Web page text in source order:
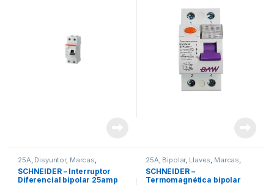
25A Disyuntor, Marcas
Materiales Eléctricos Schneider
Seguridad,Tableros y Gabinetes
Térmicas
SCHNEIDER – Interruptor
Diferencial bipolar 25amp
25A Bipolar, Llaves Marcas
Materiales Eléctricos Schneider
Seguridad,Térmicas
SCHNEIDER –
Termomagnética bipolar